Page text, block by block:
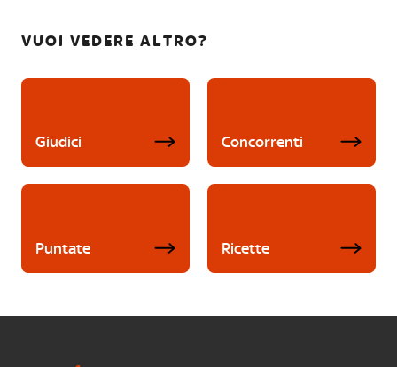
VUOI VEDERE ALTRO?
Giudici Concorrenti
Puntate Ricette